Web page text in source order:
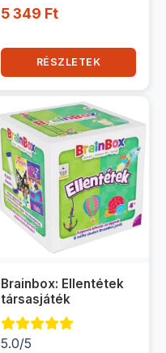
5 349 Ft
RÉSZLETEK
Brainbox: Ellentétek
társasjáték
5.0/5